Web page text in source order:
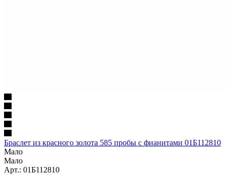
Браслет из красного золота 585 пробы с фианитами 01Б112810
Мало
Мало
Арт.: 01Б112810